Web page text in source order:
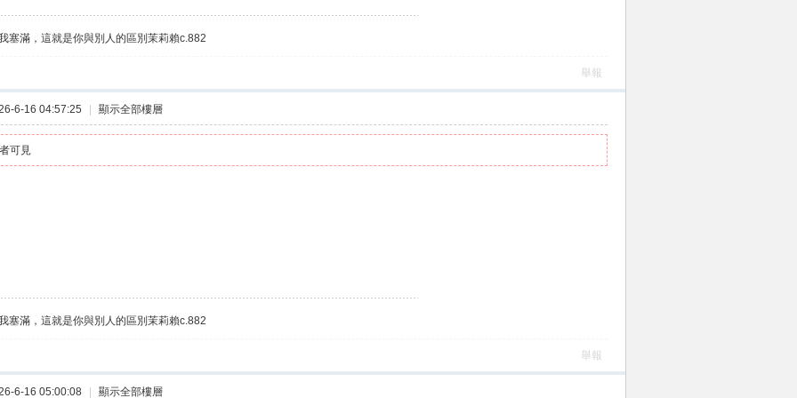
塞滿，這就是你與別人的區別茉莉賴c.882
舉報
6-16 04:57:25 顯示全部樓層
可見
塞滿，這就是你與別人的區別茉莉賴c.882
舉報
6-16 05:00:08 顯示全部樓層